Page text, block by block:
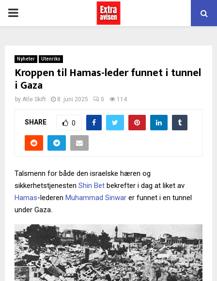
PRIMARY
Nyheter Utenriks
Kroppen til Hamas-leder funnet i tunnel
i Gaza
by Atle Skift 8. juni 2025 0 114
SHARE 0
Talsmenn for både den israelske hæren og
sikkerhetstjenesten Shin Bet bekrefter i dag at liket av
Hamas-lederen Muhammad Sinwar er funnet i en tunnel
under Gaza.